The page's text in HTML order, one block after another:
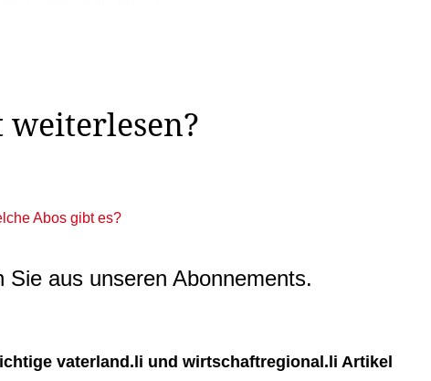
weiterlesen?
Abos gibt es?
aus unseren Abonnements.
vaterland.li und wirtschaftregional.li Artikel